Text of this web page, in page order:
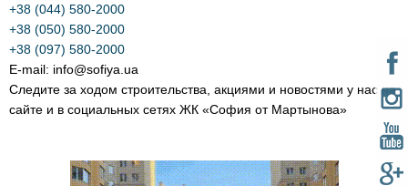
+38 (044) 580-2000
+38 (050) 580-2000
+38 (097) 580-2000
E-mail: info@sofiya.ua
Следите за ходом строительства, акциями и новостями у нас на
сайте и в социальных сетях ЖК «София от Мартынова»